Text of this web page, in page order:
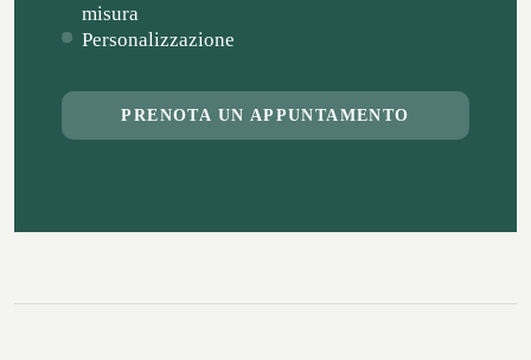
misura
Personalizzazione
PRENOTA UN APPUNTAMENTO